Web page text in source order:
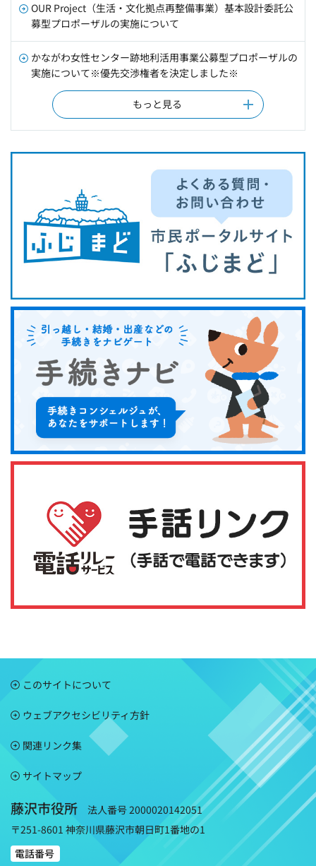
OUR Project（生活・文化拠点再整備事業）基本設計委託公
募型プロポーザルの実施について
かながわ女性センター跡地利活用事業公募型プロポーザルの
実施について※優先交渉権者を決定しました※
もっと見る
このサイトについて
ウェブアクセシビリティ方針
関連リンク集
サイトマップ
藤沢市役所
法人番号 2000020142051
〒251-8601 神奈川県藤沢市朝日町1番地の1
電話番号